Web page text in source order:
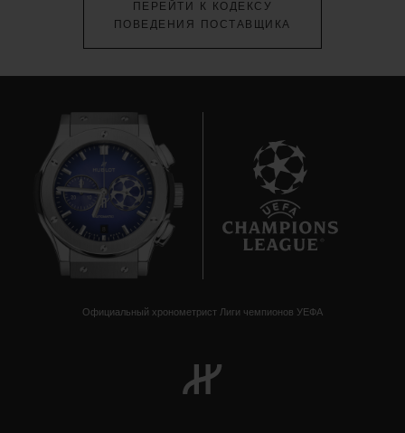
ПЕРЕЙТИ К КОДЕКСУ
ПОВЕДЕНИЯ ПОСТАВЩИКА
Официальный хронометрист Лиги чемпионов УЕФА